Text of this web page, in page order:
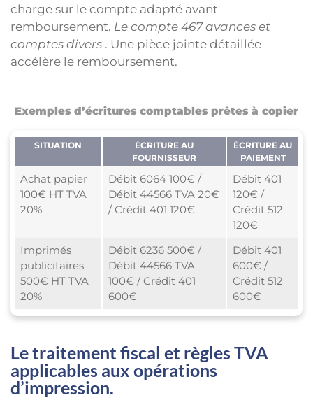
charge sur le compte adapté avant
remboursement. Le compte 467 avances et
comptes divers . Une pièce jointe détaillée
accélère le remboursement.
Exemples d’écritures comptables prêtes à copier
SITUATION
ÉCRITURE AU
FOURNISSEUR
ÉCRITURE AU
PAIEMENT
Achat papier
100€ HT TVA
20%
Débit 6064 100€ /
Débit 44566 TVA 20€
/ Crédit 401 120€
Débit 401
120€ /
Crédit 512
120€
Imprimés
publicitaires
500€ HT TVA
20%
Débit 6236 500€ /
Débit 44566 TVA
100€ / Crédit 401
600€
Débit 401
600€ /
Crédit 512
600€
Le traitement fiscal et règles TVA
applicables aux opérations
d’impression.